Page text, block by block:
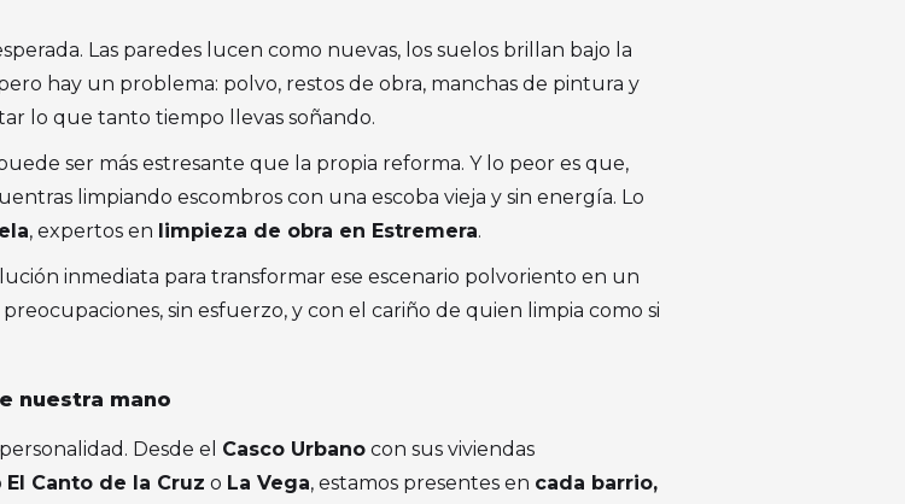
Las paredes lucen como nuevas, los suelos brillan bajo la
hay un problema: polvo, restos de obra, manchas de pintura y
lo que tanto tiempo llevas soñando.
ser más estresante que la propia reforma. Y lo peor es que,
limpiando escombros con una escoba vieja y sin energía. Lo
, expertos en limpieza de obra en Estremera.
inmediata para transformar ese escenario polvoriento en un
preocupaciones, sin esfuerzo, y con el cariño de quien limpia como si
nuestra mano
Desde el Casco Urbano con sus viviendas
El Canto de la Cruz o La Vega, estamos presentes en cada barrio,